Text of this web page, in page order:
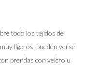
todo los tejidos de
ligeros, pueden verse
prendas con velcro u